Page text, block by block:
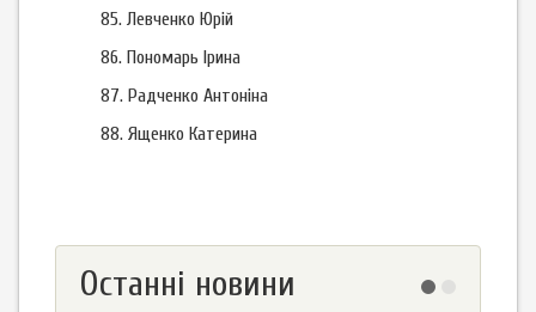
85. Левченко Юрій
86. Пономарь Ірина
87. Радченко Антоніна
88. Ященко Катерина
Останні новини